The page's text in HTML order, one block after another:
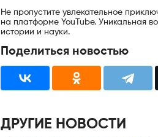
Не пропустите увлекательное
на платформе YouTube. Уникальная
истории и науки.
Поделиться новостью
ДРУГИЕ НОВОСТИ